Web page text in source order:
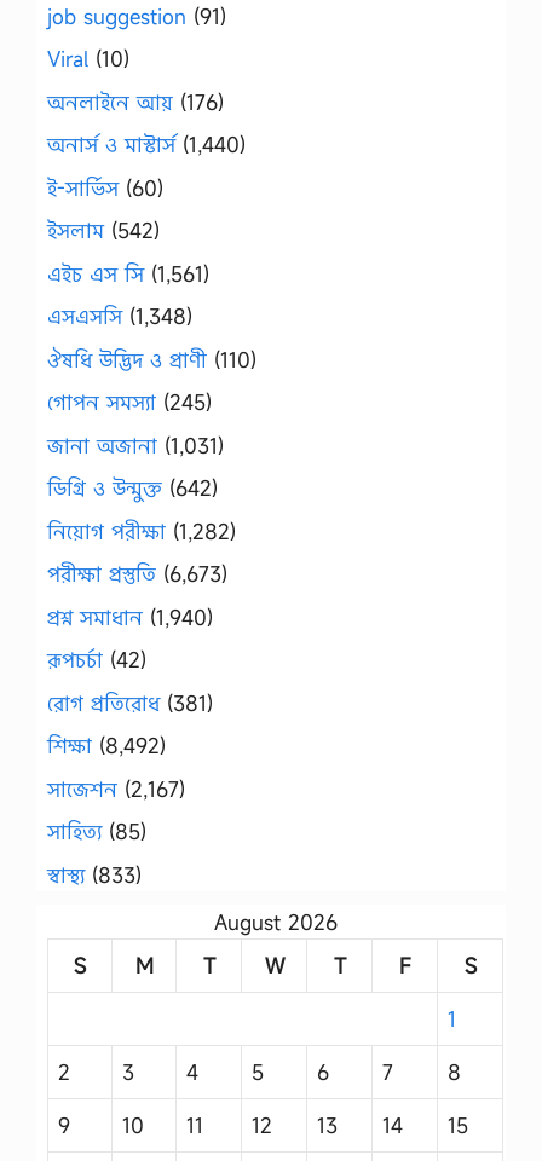
job suggestion (91)
Viral (10)
অনলাইনে আয় (176)
অনার্স ও মাস্টার্স(1,440)
ই-সার্ভিস(60)
ইসলাম(542)
এইচ এস সি(1,561)
এসএসসি(1,348)
ঔষধি উদ্ভিদ ও প্রাণী (110)
গোপন সমস্যা (245)
জানা অজানা (1,031)
ডিগ্রি ও উন্মুক্ত (642)
নিয়োগ পরীক্ষা (1,282)
পরীক্ষা প্রস্তুতি (6,673)
প্রশ্ন সমাধান (1,940)
রূপচর্চা (42)
রোগ প্রতিরোধ(381)
শিক্ষা (8,492)
সাজেশন (2,167)
সাহিত্য(85)
স্বাস্থ্য(833)
August 2026
S
M T W T F
S
1
2
3 4 5 6 7
8
9
10 11 12 13 14 15